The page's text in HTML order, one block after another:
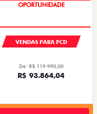
PREÇOS REDUZIDOS
VENDAS PARA PCD
De: R$ 119.990,00
R$ 93.864,04